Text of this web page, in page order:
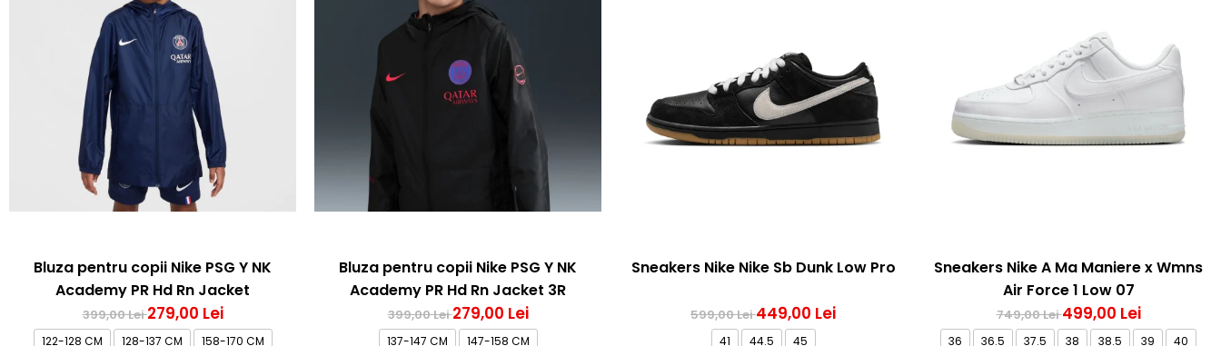
Bluza pentru copii Nike PSG Y NK
Academy PR Hd Rn Jacket
399,00 Lei279,00 Lei
122-128 CM 128-137 CM 158-170 CM
Bluza pentru copii Nike PSG Y NK
Academy PR Hd Rn Jacket 3R
399,00 Lei279,00 Lei
137-147 CM 147-158 CM
Sneakers Nike Nike Sb Dunk Low Pro
599,00 Lei449,00 Lei
41 44.5 45
Sneakers Nike A Ma Maniere x Wmns
Air Force 1 Low 07
749,00 Lei499,00 Lei
36 36.5 37.5 38 38.5 39 40